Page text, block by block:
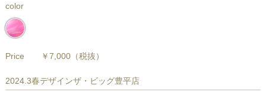
color
Price ￥7,000（税抜）
2024.3春デザインザ・ビッグ豊平店